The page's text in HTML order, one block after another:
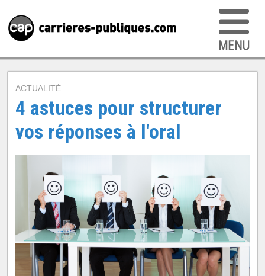
ACTUALITÉ
4 astuces pour structurer
vos réponses à l'oral